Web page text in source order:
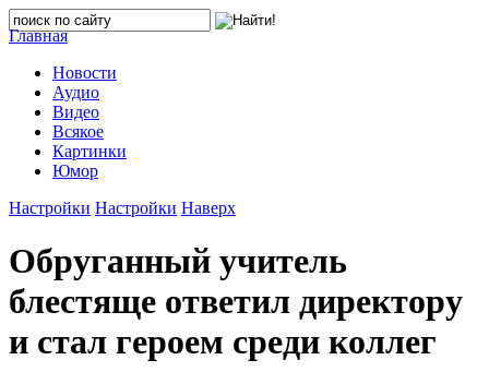
Главная
Новости
Аудио
Видео
Всякое
Картинки
Юмор
Настройки Настройки Наверх
Обруганный учитель
блестяще ответил директору
и стал героем среди коллег